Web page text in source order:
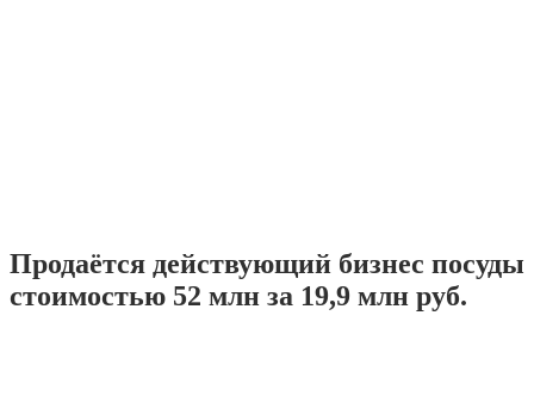
Продаётся действующий бизнес посуды
стоимостью 52 млн за 19,9 млн руб.